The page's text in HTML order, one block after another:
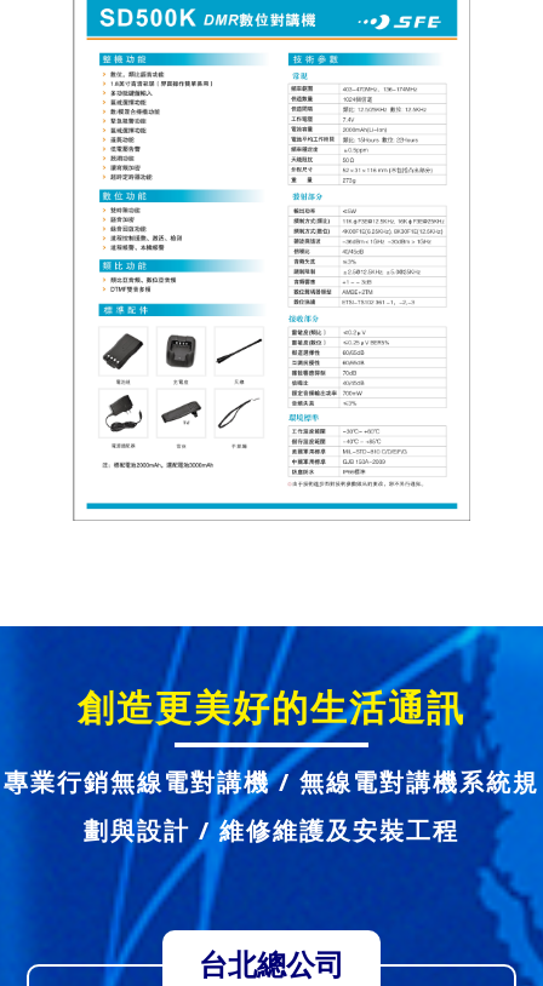
創造更美好的生活通訊
專業行銷無線電對講機 / 無線電對講機系統規
劃與設計 / 維修維護及安裝工程
台北總公司